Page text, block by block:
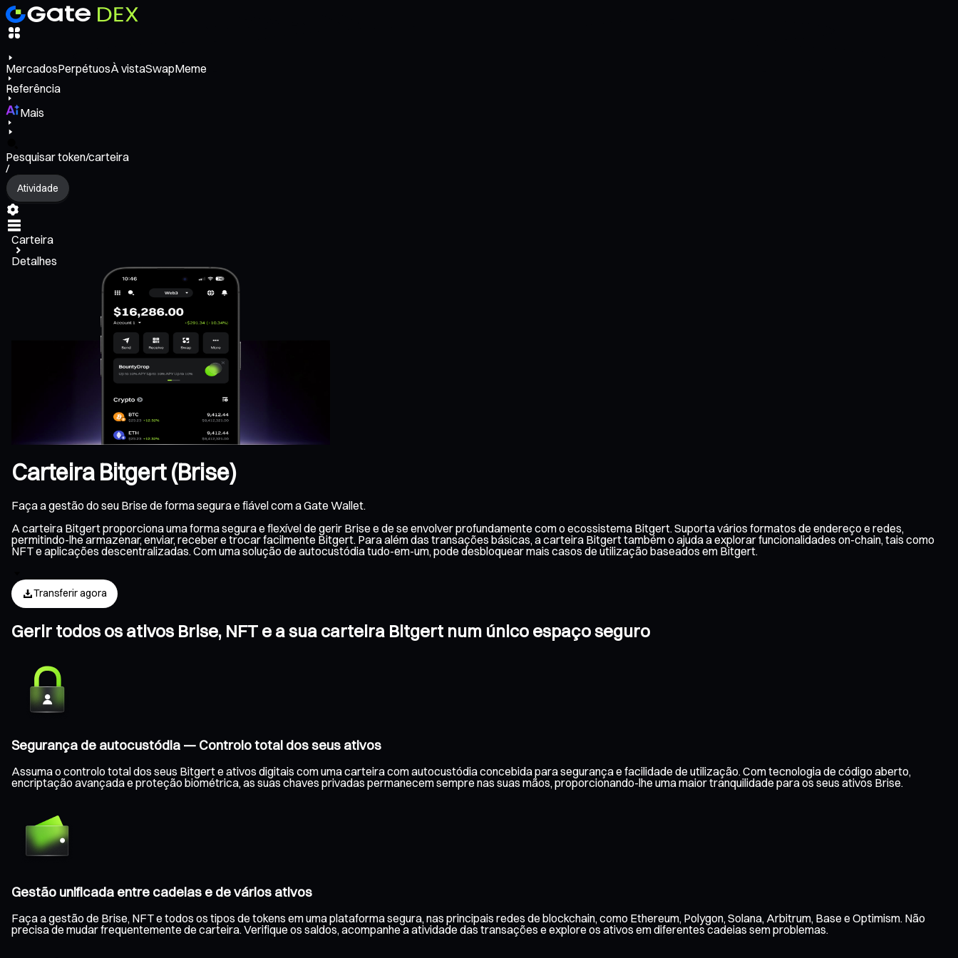
MercadosPerpétuosÀ vistaSwapMeme
Referência
Mais
Pesquisar token/carteira
/
Atividade
Carteira
Detalhes
Carteira Bitgert (Brise)
Faça a gestão do seu Brise de forma segura e fiável com a Gate Wallet.
A carteira Bitgert proporciona uma forma segura e flexível de gerir Brise e de se envolver profundamente com o ecossistema Bitgert. Suporta vários formatos de endereço e redes,
permitindo-lhe armazenar, enviar, receber e trocar facilmente Bitgert. Para além das transações básicas, a carteira Bitgert também o ajuda a explorar funcionalidades on-chain, tais como
NFT e aplicações descentralizadas. Com uma solução de autocustódia tudo-em-um, pode desbloquear mais casos de utilização baseados em Bitgert.
Transferir agora
Gerir todos os ativos Brise, NFT e a sua carteira Bitgert num único espaço seguro
Segurança de autocustódia — Controlo total dos seus ativos
Assuma o controlo total dos seus Bitgert e ativos digitais com uma carteira com autocustódia concebida para segurança e facilidade de utilização. Com tecnologia de código aberto,
encriptação avançada e proteção biométrica, as suas chaves privadas permanecem sempre nas suas mãos, proporcionando-lhe uma maior tranquilidade para os seus ativos Brise.
Gestão unificada entre cadeias e de vários ativos
Faça a gestão de Brise, NFT e todos os tipos de tokens em uma plataforma segura, nas principais redes de blockchain, como Ethereum, Polygon, Solana, Arbitrum, Base e Optimism. Não
precisa de mudar frequentemente de carteira. Verifique os saldos, acompanhe a atividade das transações e explore os ativos em diferentes cadeias sem problemas.